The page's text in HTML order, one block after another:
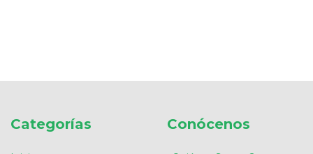
Categorías Conócenos